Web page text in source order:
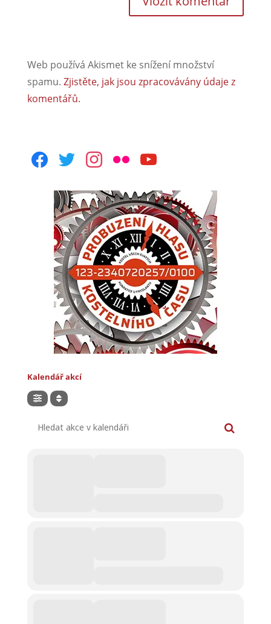
Web používá Akismet ke snížení množství
spamu. Zjistěte, jak jsou zpracovávány údaje z
komentářů.
facebooktwitterinstagram
flickr youtube
Kalendář akcí